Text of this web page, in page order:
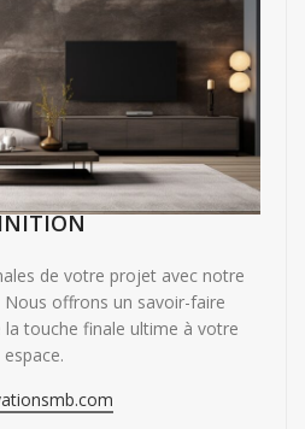
de votre projet avec notre
offrons un savoir-faire
touche finale ultime à votre
espace.